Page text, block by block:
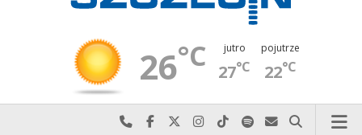
26°C jutro
27°C
pojutrze
22°C
Najlepiej po prostu do nas zadzwoń
Odwiedź nas na Facebook-u
Odwiedź nas na X
Odwiedź nas na Instagram-ie
Odwiedź nas na TikTok-u
Szukaj nas na Spotify
Wyślij do nas
Szukaj